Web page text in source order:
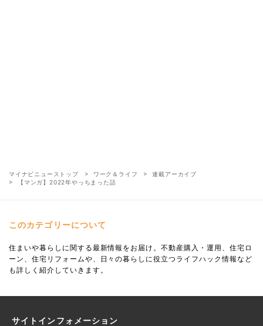
マイナビニューストップ ワーク＆ライフ
連載アーカイブ
【マンガ】2022年やっちまった話
このカテゴリーについて
住まいや暮らしに関する最新情報をお届け。不動産購入・運用、住宅ロ
ーン、住宅リフォームや、日々の暮らしに役立つライフハック情報など
も詳しく紹介していきます。
サイトインフォメーション